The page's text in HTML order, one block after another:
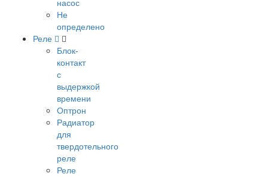
насос
Не
определено
Реле
Блок-
контакт
с
выдержкой
времени
Оптрон
Радиатор
для
твердотельного
реле
Реле